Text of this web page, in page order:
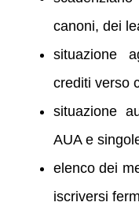
canoni, dei
situazione
crediti verso
situazione
AUA e
elenco dei
iscriversi